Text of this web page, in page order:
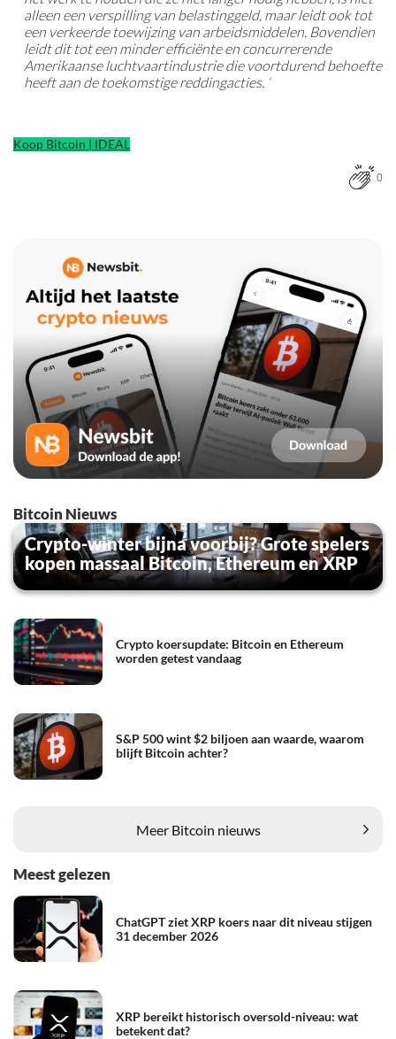
alleen een verspilling van belastinggeld, maar leidt ook tot
een verkeerde toewijzing van arbeidsmiddelen. Bovendien
leidt dit tot een minder efficiënte en concurrerende
Amerikaanse luchtvaartindustrie die voortdurend behoefte
heeft aan de toekomstige reddingacties. ‘
Koop Bitcoin | IDEAL
0
Bitcoin Nieuws
Crypto-winter bijna voorbij? Grote spelers
kopen massaal Bitcoin, Ethereum en XRP
Crypto koersupdate: Bitcoin en Ethereum
worden getest vandaag
S&P 500 wint $2 biljoen aan waarde, waarom
blijft Bitcoin achter?
Meer Bitcoin nieuws
Meest gelezen
ChatGPT ziet XRP koers naar dit niveau stijgen
31 december 2026
XRP bereikt historisch oversold-niveau: wat
betekent dat?